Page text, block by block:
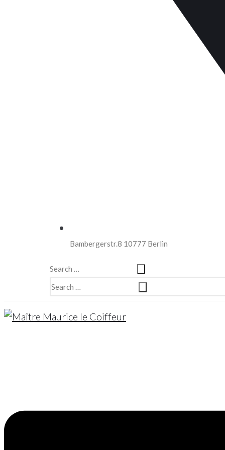
Bambergerstr.8 10777 Berlin
Search
…
Search